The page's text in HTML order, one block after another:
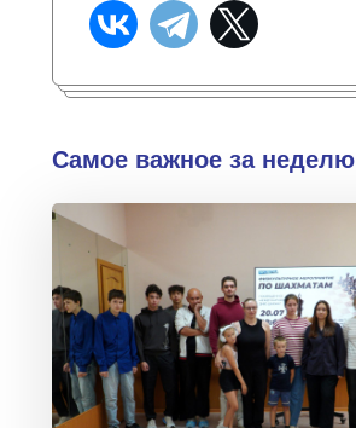
Самое важное за неделю